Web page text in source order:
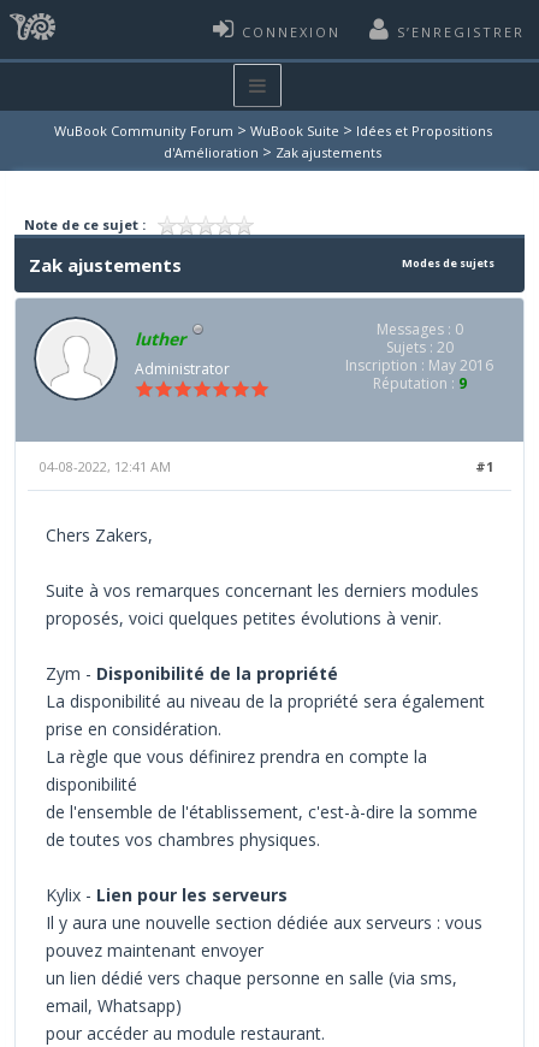
CONNEXION S’ENREGISTRER
WuBook Community Forum > WuBook Suite > Idées et Propositions
d'Amélioration > Zak ajustements
Note de ce sujet :
Modes de sujets
Zak ajustements
luther
Administrator
Messages : 0
Sujets : 20
Inscription : May 2016
Réputation : 9
#1
04-08-2022, 12:41 AM
Chers Zakers,
Suite à vos remarques concernant les derniers modules
proposés, voici quelques petites évolutions à venir.
Zym - Disponibilité de la propriété
La disponibilité au niveau de la propriété sera également
prise en considération.
La règle que vous définirez prendra en compte la
disponibilité
de l'ensemble de l'établissement, c'est-à-dire la somme
de toutes vos chambres physiques.
Kylix - Lien pour les serveurs
Il y aura une nouvelle section dédiée aux serveurs : vous
pouvez maintenant envoyer
un lien dédié vers chaque personne en salle (via sms,
email, Whatsapp)
pour accéder au module restaurant.